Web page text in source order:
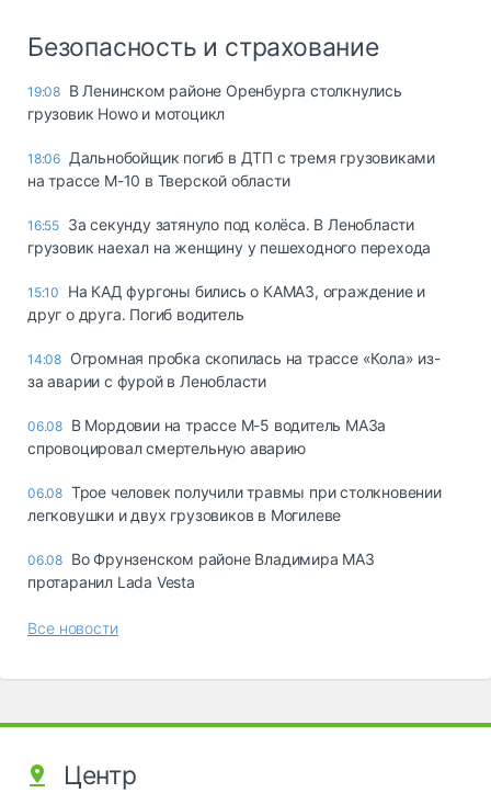
Безопасность и страхование
19:08 В Ленинском районе Оренбурга столкнулись
грузовик Howo и мотоцикл
18:06 Дальнобойщик погиб в ДТП с тремя грузовиками
на трассе М-10 в Тверской области
16:55 За секунду затянуло под колёса. В Ленобласти
грузовик наехал на женщину у пешеходного перехода
15:10
На КАД фургоны бились о КАМАЗ, ограждение и
друг о друга. Погиб водитель
14:08 Огромная пробка скопилась на трассе «Кола» из-
за аварии с фурой в Ленобласти
06.08 В Мордовии на трассе М-5 водитель МАЗа
спровоцировал смертельную аварию
06.08 Трое человек получили травмы при столкновении
легковушки и двух грузовиков в Могилеве
06.08 Во Фрунзенском районе Владимира МАЗ
протаранил Lada Vesta
Все новости
Центр